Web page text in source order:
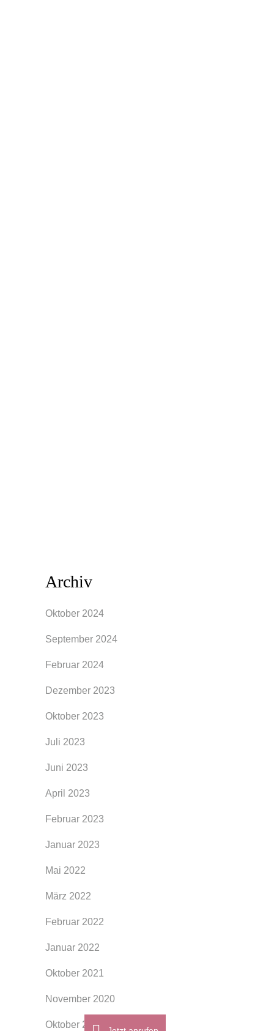
Archiv
Oktober 2024
September 2024
Februar 2024
Dezember 2023
Oktober 2023
Juli 2023
Juni 2023
April 2023
Februar 2023
Januar 2023
Mai 2022
März 2022
Februar 2022
Januar 2022
Oktober 2021
November 2020
Oktober 2020